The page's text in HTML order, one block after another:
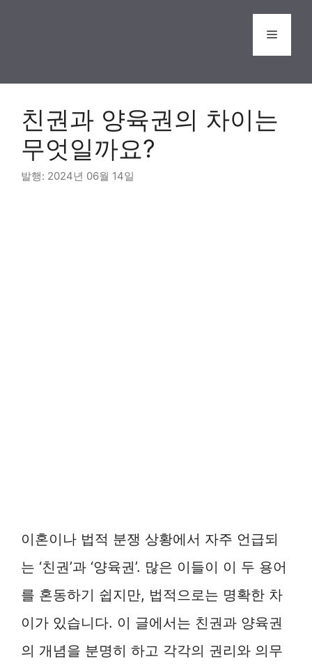
Menu
친권과 양육권의 차이는
무엇일까요?
2024년 06월 14일
이혼이나 법적 분쟁 상황에서 자주 언급되
는 ‘친권’과 ‘양육권’. 많은 이들이 이 두 용어
를 혼동하기 쉽지만, 법적으로는 명확한 차
이가 있습니다. 이 글에서는 친권과 양육권
의 개념을 분명히 하고 각각의 권리와 의무